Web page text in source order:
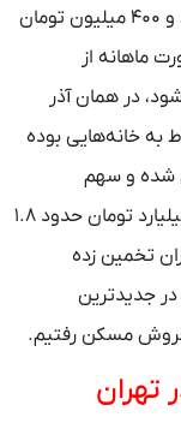
میلیون تومان و یک خانه ۱۰۰ متری دو میلیارد و ۴۰۰ میلیون تومان
ماهانه از
در همان آذر
به خانه‌هایی بوده
رد بدل شده و سهم
خانه‌هایی با ارزش ۵۰۰ میلیون تومان تا یک میلیارد تومان حدود ۱.۸
تخمین زده
جدیدترین
مسکن رفتیم.